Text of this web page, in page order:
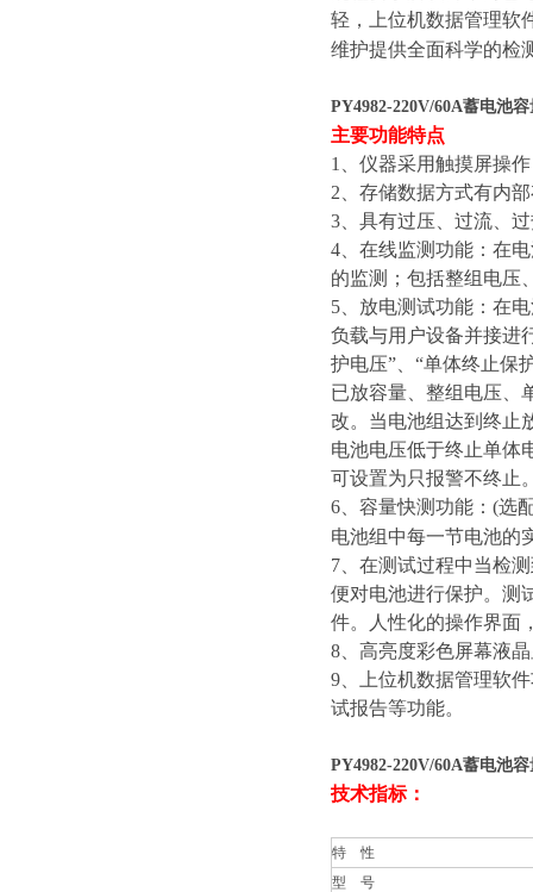
轻，上位机数据管理软
维护提供全面科学的检
PY4982-220V/60A蓄电池
主要功能特点
1
仪器采用触摸屏操
2
存储数据方式有内
3
具有过压、过流、
4
在线监测功能： 在
的监测；包括整组电压
5
放电测试功能： 在
负载与用户设备并接进
护电压”、“单体终止保
已放容量、整组电压、
改。当电池组达到终止
电池电压低于终止单体
可设置为只报警不终止
6
容量快测功能： (选
电池组中每一节电池的
7
在测试过程中当检
便对电池进行保护。测
件。
人性化的操作界面
8
高亮度彩色屏幕液
9
上位机数据管理软
试报告等功能。
PY4982-220V/60A蓄电池
技术指标：
特 性
型 号